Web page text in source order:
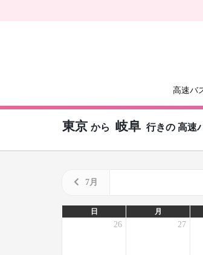
高速バ
東京 から 岐阜 行きの 高速
7月
日 月
26 27